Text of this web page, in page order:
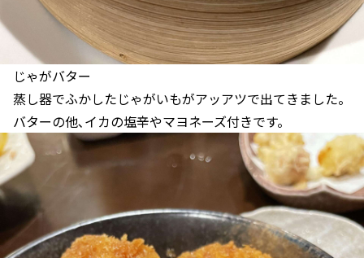
じゃがバター
蒸し器でふかしたじゃがいもがアッアツで出てきました。
バターの他､イカの塩辛やマヨネーズ付きです。